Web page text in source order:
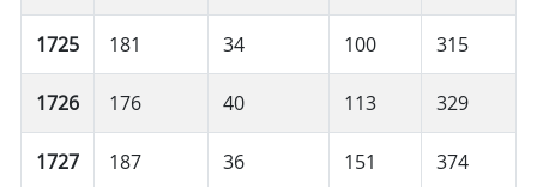
1725 181 34 100 315
1726 176 40 113 329
1727 187 36 151 374